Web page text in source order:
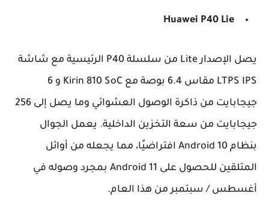
Huawei P40 Lie
يصل الإصدار Lite من سلسلة P40 الرئيسية مع شاشة
LTPS IPS مقاس 6.4 بوصة مع Kirin 810 SoC و 6
جيجابايت من ذاكرة الوصول العشوائي وما يصل إلى 256
جيجابايت من سعة التخزين الداخلية. يعمل الجوال
بنظام Android 10 افتراضيًا، مما يجعله من أوائل
المتلقين للحصول على Android 11 بمجرد وصوله في
أغسطس / سبتمبر من هذا العام.